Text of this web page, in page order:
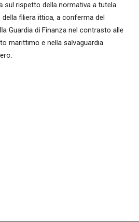
sul rispetto della normativa a tutela
filiera ittica, a conferma del
Guardia di Finanza nel contrasto alle
marittimo e nella salvaguardia